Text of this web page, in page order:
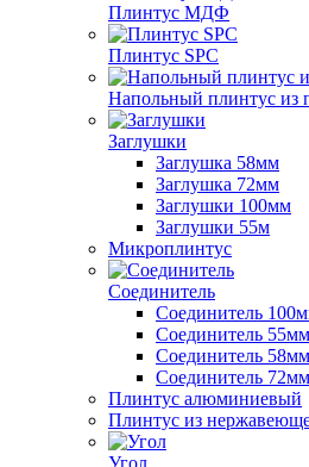
Плинтус МДФ
Плинтус SPC
Напольный плинтус из
Заглушки
Заглушка 58мм
Заглушка 72мм
Заглушки 100мм
Заглушки 55м
Микроплинтус
Соединитель
Соединитель
Соединитель 55мм
Соединитель 58мм
Соединитель 72мм
Плинтус алюминиевый
Плинтус из
Угол